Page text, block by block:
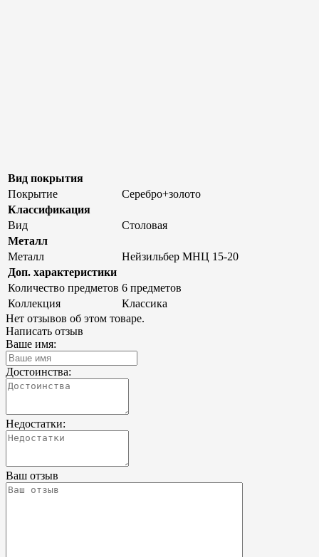
Вид покрытия
Покрытие
Серебро+золото
Классификация
Вид
Столовая
Металл
Металл
Нейзильбер МНЦ 15-20
Доп. характеристики
Количество предметов 6 предметов
Коллекция
Классика
Нет отзывов об этом товаре.
Написать отзыв
Ваше имя:
Достоинства:
Недостатки:
Ваш отзыв